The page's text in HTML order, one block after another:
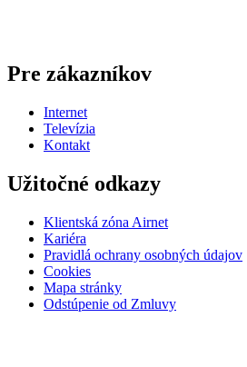
Pre zákazníkov
Internet
Televízia
Kontakt
Užitočné odkazy
Klientská zóna Airnet
Kariéra
Pravidlá ochrany osobných údajov
Cookies
Mapa stránky
Odstúpenie od Zmluvy